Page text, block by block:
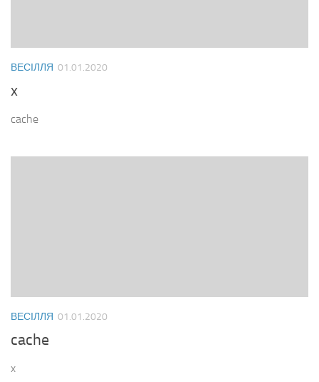
ВЕСІЛЛЯ 01.01.2020
x
cache
ВЕСІЛЛЯ 01.01.2020
cache
x